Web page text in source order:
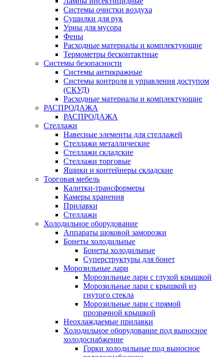
Системы очистки воздуха
Сушилки для рук
Урны для мусора
Фены
Расходные материалы и комплектующие
Термометры бесконтактные
Системы безопасности
Системы антикражные
Системы контроля и управления доступом
(СКУД)
Расходные материалы и комплектующие
РАСПРОДАЖА
РАСПРОДАЖА
Стеллажи
Навесные элементы для стеллажей
Стеллажи металлические
Стеллажи складские
Стеллажи торговые
Ящики и контейнеры складские
Торговая мебель
Калитки-трансформеры
Камеры хранения
Прилавки
Стеллажи
Холодильное оборудование
Аппараты шоковой заморозки
Бонеты холодильные
Бонеты холодильные
Суперструктуры для бонет
Морозильные лари
Морозильные лари с глухой крышкой
Морозильные лари с крышкой из
гнутого стекла
Морозильные лари с прямой
прозрачной крышкой
Неохлаждаемые прилавки
Холодильное оборудование под выносное
холодоснабжение
Горки холодильные под выносное